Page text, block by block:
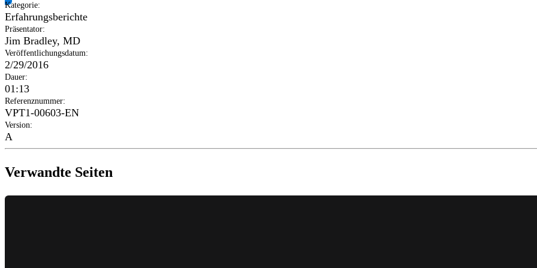
Kategorie:
Erfahrungsberichte
Präsentator:
Jim Bradley, MD
Veröffentlichungsdatum:
2/29/2016
Dauer:
01:13
Referenznummer:
VPT1-00603-EN
Version:
A
Verwandte Seiten